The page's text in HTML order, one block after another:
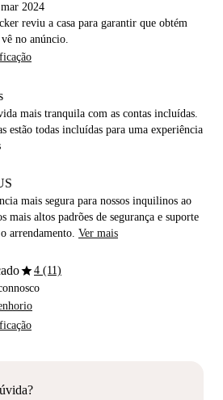
2024
reviu a casa para garantir que obtém
no anúncio.
mais tranquila com as contas incluídas.
estão todas incluídas para uma experiência
mais segura para nossos inquilinos ao
mais altos padrões de segurança e suporte
arrendamento. Ver mais
star4 (11)